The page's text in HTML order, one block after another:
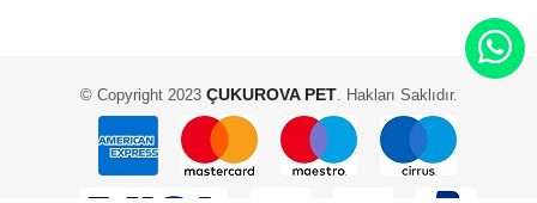
© Copyright 2023ÇUKUROVA PET. Hakları Saklıdır.